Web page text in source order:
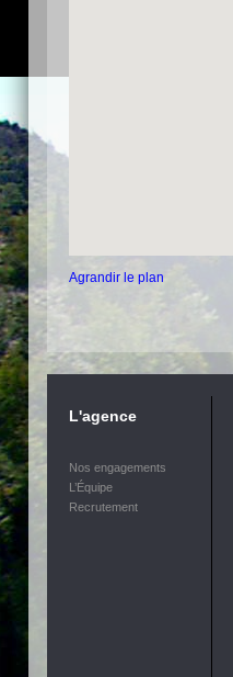
Agrandir le plan
L'agence
Nos engagements
L’Équipe
Recrutement